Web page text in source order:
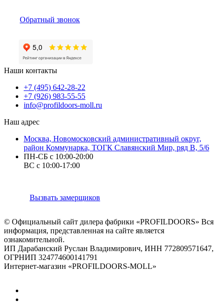
Обратный звонок
Наши контакты
+7 (495) 642-28-22
+7 (926) 983-55-55
info@profildoors-moll.ru
Наш адрес
Москва, Новомосковский административный округ,
район Коммунарка, ТОГК Славянский Мир, ряд В, 5/6
ПН-СБ с 10:00-20:00
ВС с 10:00-17:00
Вызвать замерщиков
© Официальный сайт дилера фабрики «PROFILDOORS» Вся
информация, представленная на сайте является
ознакомительной.
ИП Дарабанский Руслан Владимирович, ИНН 772809571647,
ОГРНИП 324774600141791
Интернет-магазин «PROFILDOORS-MOLL»